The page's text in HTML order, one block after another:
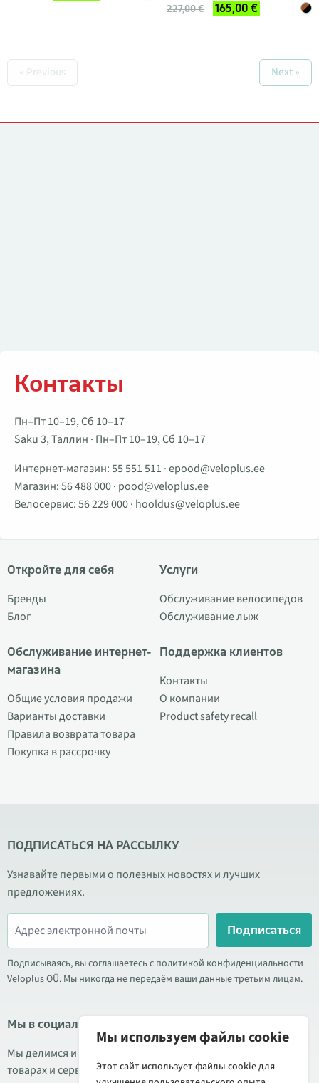
227,00 € 165,00 €
« Previous Next »
Контакты
Пн–Пт 10–19, Сб 10–17
Saku 3, Таллин · Пн–Пт 10–19, Сб 10–17
Интернет-магазин:55 551 511 ·epood@veloplus.ee
Магазин:56 488 000· pood@veloplus.ee
Велосервис:56 229 000· hooldus@veloplus.ee
Откройте для себя
Бренды
Блог
Обслуживание интернет-
магазина
Общие условия продажи
Варианты доставки
Правила возврата товара
Покупка в рассрочку
Услуги
Обслуживание велосипедов
Обслуживание лыж
Поддержка клиентов
Контакты
О компании
Product safety recall
ПОДПИСАТЬСЯ НА РАССЫЛКУ
Узнавайте первыми о полезных новостях и лучших
предложениях.
Подписаться
Подписываясь, вы соглашаетесь с политикой конфиденциальности
Veloplus OÜ. Мы никогда не передаём ваши данные третьим лицам.
Мы в социальных сетях
Мы делимся информацией о выгодных акциях, новых
товарах и сервисе. Иногда публикуем обзоры продукции.
Мы используем файлы cookie
Этот сайт использует файлы cookie для